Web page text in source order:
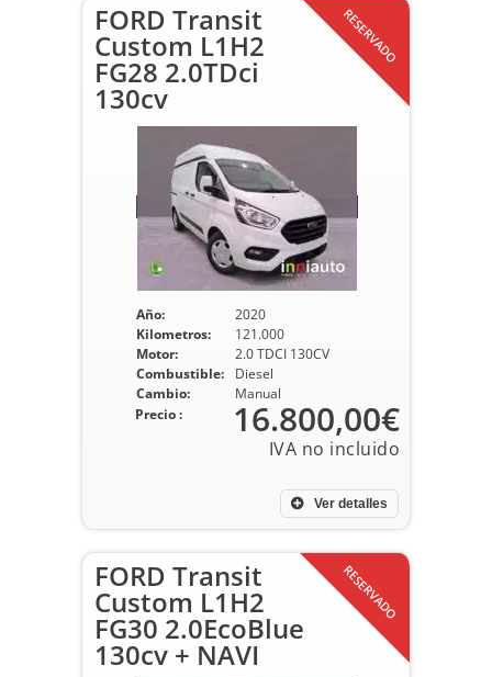
RESERVADO
FORD Transit
Custom L1H2
FG28 2.0TDci
130cv
Año:
2020
Kilometros:
121.000
Motor:
2.0 TDCI 130CV
Combustible:
Diesel
Cambio:
Manual
Ver detalles
Precio : 16.800,00€
RESERVADO
FORD Transit
Custom L1H2
FG30 2.0EcoBlue
130cv + NAVI